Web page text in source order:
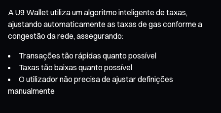
A U9 Wallet utiliza um algoritmo inteligente de taxas,
ajustando automaticamente as taxas de gas conforme a
congestão da rede, assegurando:
Transações tão rápidas quanto possível
Taxas tão baixas quanto possível
O utilizador não precisa de ajustar definições
manualmente